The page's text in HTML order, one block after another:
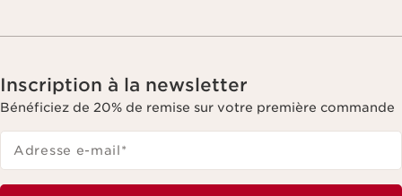
Inscription à la newsletter
Bénéficiez de 20% de remise sur votre première commande
Adresse e-mail*